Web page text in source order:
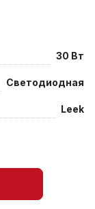
30 Вт
Светодиодная
Leek